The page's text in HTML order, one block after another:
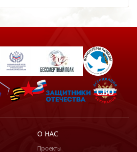
Республика
О НАС
Проекты